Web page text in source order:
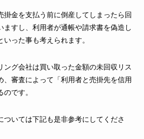
掛金を支払う前に倒産してしまったら回
ますし、利用者が通帳や請求書を偽造し
った事も考えられます。
ング会社は買い取った金額の未回収リス
、審査によって「利用者と売掛先を信用
です。
ついては下記も是非参考にしてくださ